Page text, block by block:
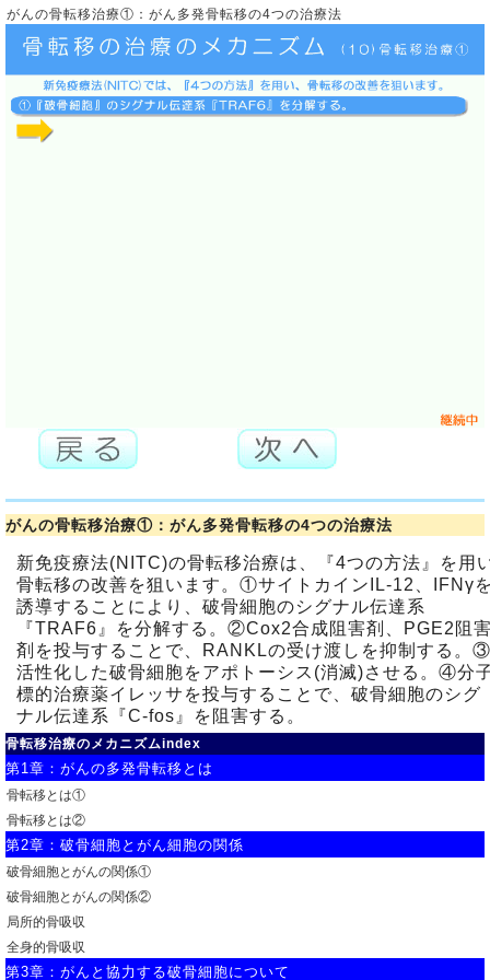
がんの骨転移治療①：がん多発骨転移の4つの治療法
がんの骨転移治療①：がん多発骨転移の4つの治療法
新免疫療法(NITC)の骨転移治療は、『4つの方法』を用
骨転移の改善を狙います。①サイトカインIL-12、IFNγ
誘導することにより、破骨細胞のシグナル伝達系
『TRAF6』を分解する。②Cox2合成阻害剤、PGE2阻
剤を投与することで、RANKLの受け渡しを抑制する。③
活性化した破骨細胞をアポトーシス(消滅)させる。④分
標的治療薬イレッサを投与することで、破骨細胞のシグ
ナル伝達系『C-fos』を阻害する。
骨転移治療のメカニズムindex
第1章：がんの多発骨転移とは
骨転移とは①
骨転移とは②
第2章：破骨細胞とがん細胞の関係
破骨細胞とがんの関係①
破骨細胞とがんの関係②
局所的骨吸収
全身的骨吸収
第3章：がんと協力する破骨細胞について